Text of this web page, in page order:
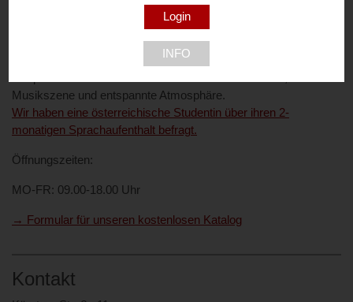
City Check Dublin powered by EF Sprachreisen
einzigartige Stadt voller Live-Musik und guter Laune! Irlands
Musikszene und entspannte Atmosphäre.
Wir haben eine österreichische Studentin über ihren 2-
monatigen Sprachaufenthalt befragt.
Öffnungszeiten:
MO-FR: 09.00-18.00 Uhr
→ Formular für unseren kostenlosen Katalog
Kontakt
INFO